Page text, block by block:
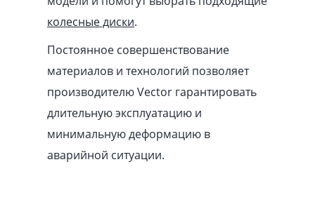
колесные диски.
Постоянное совершенствование
материалов и технологий позволяет
производителю Vector гарантировать
длительную эксплуатацию и
минимальную деформацию в
аварийной ситуации.